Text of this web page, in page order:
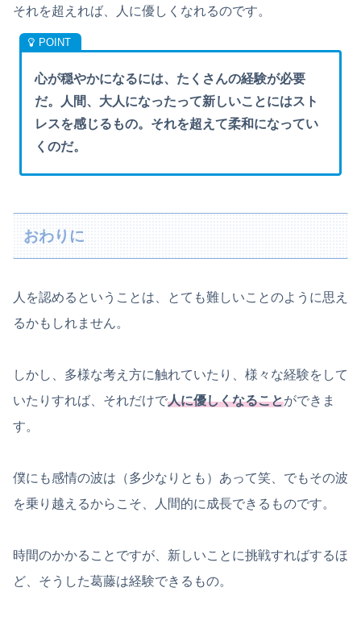
それを超えれば、人に優しくなれるのです。
心が穏やかになるには、たくさんの経験が必要
だ。人間、大人になったって新しいことにはスト
レスを感じるもの。それを超えて柔和になってい
くのだ。
おわりに
人を認めるということは、とても難しいことのように思え
るかもしれません。
しかし、多様な考え方に触れていたり、様々な経験をして
いたりすれば、それだけで人に優しくなることができま
す。
僕にも感情の波は（多少なりとも）あって笑、でもその波
を乗り越えるからこそ、人間的に成長できるものです。
時間のかかることですが、新しいことに挑戦すればするほ
ど、そうした葛藤は経験できるもの。